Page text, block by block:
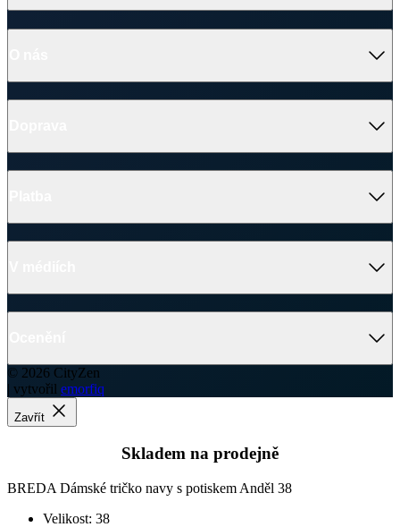
© 2026 CityZen
| vytvořil emorfiq
Zavřít
Skladem na prodejně
BREDA Dámské tričko navy s potiskem Anděl 38
Velikost: 38